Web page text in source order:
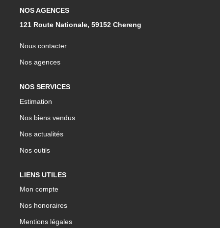
NOS AGENCES
121 Route Nationale, 59152 Chereng
Nous contacter
Nos agences
NOS SERVICES
Estimation
Nos biens vendus
Nos actualités
Nos outils
LIENS UTILES
Mon compte
Nos honoraires
Mentions légales